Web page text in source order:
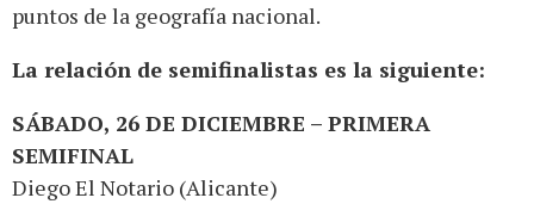
puntos de la geografía nacional.
La relación de semifinalistas es la siguiente:
SÁBADO, 26 DE DICIEMBRE – PRIMERA
SEMIFINAL
Diego El Notario (Alicante)